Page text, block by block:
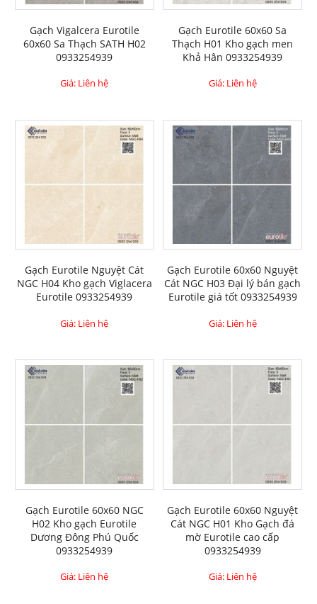
Gạch Vigalcera Eurotile
60x60 Sa Thạch SATH H02
0933254939
Giá: Liên hệ
Gạch Eurotile 60x60 Sa
Thạch H01 Kho gạch men
Khả Hân 0933254939
Giá: Liên hệ
Gạch Eurotile Nguyệt Cát
NGC H04 Kho gạch Viglacera
Eurotile 0933254939
Giá: Liên hệ
Gạch Eurotile 60x60 Nguyệt
Cát NGC H03 Đại lý bán gạch
Eurotile giá tốt 0933254939
Giá: Liên hệ
Gạch Eurotile 60x60 NGC
H02 Kho gạch Eurotile
Dương Đông Phú Quốc
0933254939
Giá: Liên hệ
Gạch Eurotile 60x60 Nguyệt
Cát NGC H01 Kho Gạch đá
mờ Eurotile cao cấp
0933254939
Giá: Liên hệ